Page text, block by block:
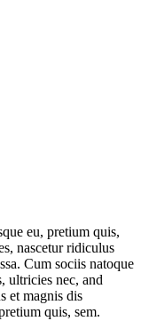
eu, pretium quis,
nascetur ridiculus
Cum sociis natoque
ultricies nec, and
et magnis dis
quis, sem.